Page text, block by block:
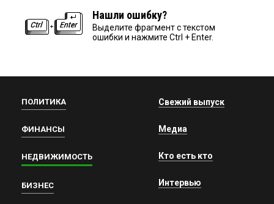
Нашли ошибку?
Выделите фрагмент с текстом
ошибки и нажмите Ctrl + Enter.
ПОЛИТИКА
ФИНАНСЫ
НЕДВИЖИМОСТЬ
БИЗНЕС
Свежий выпуск
Медиа
Кто есть кто
Интервью